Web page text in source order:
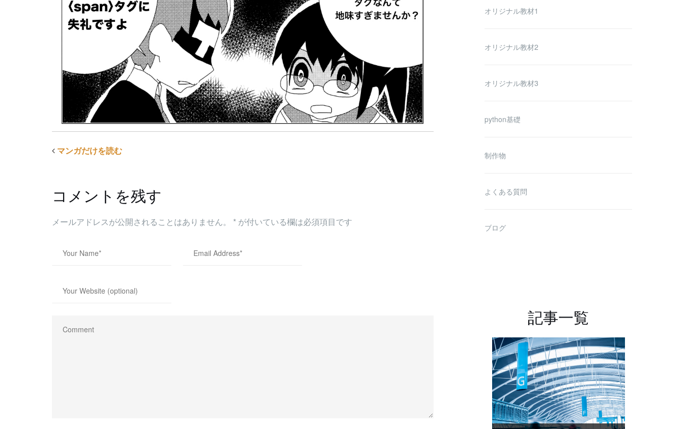
マンガだけを読む
コメントを残す
メールアドレスが公開されることはありません。 * が付いている欄は必須項目です
オリジナル教材1
オリジナル教材2
オリジナル教材3
python基礎
制作物
よくある質問
ブログ
記事一覧